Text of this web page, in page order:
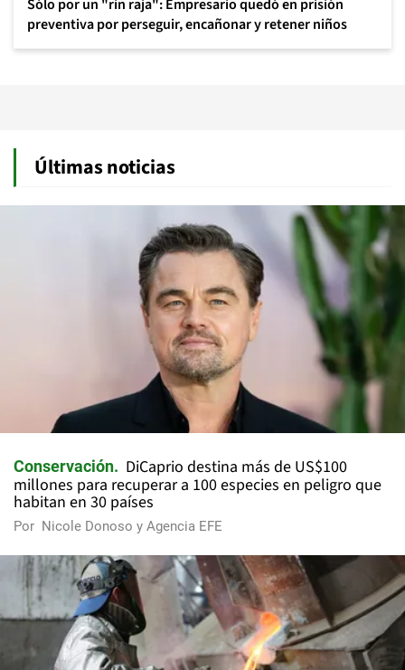
Sólo por un "rin raja": Empresario quedó en prisión
preventiva por perseguir, encañonar y retener niños
Últimas noticias
Conservación
DiCaprio destina más de US$100
millones para recuperar a 100 especies en peligro que
habitan en 30 países
Por Nicole Donoso y Agencia EFE